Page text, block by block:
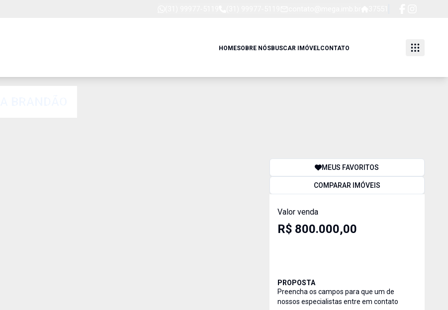
HOMESOBRE NÓSBUSCAR IMÓVELCONTATO
MEUS FAVORITOS
COMPARAR IMÓVEIS
Valor venda
R$ 800.000,00
PROPOSTA
Preencha os campos para que um de
nossos especialistas entre em contato